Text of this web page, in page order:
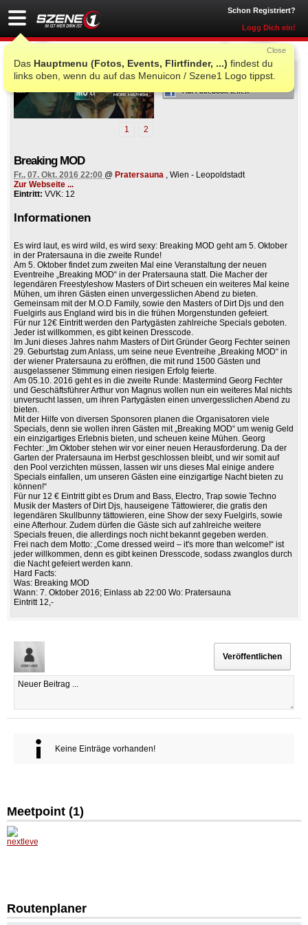
Schon Registriert?
Logg Dich ein!
Das Hauptmenu (Fotos, Events, Flirtfinder, ...) findest du
links oben, wenn du auf das Menuicon / Szene1 Logo tippst.
Close
1 2
ICH WAR AUCH DORT
Auf Facebook teilen
Breaking MOD
Fr., 07. Okt. 2016 22:00 @ Pratersauna , Wien - Leopoldstadt
Zur Webseite ...
Eintritt: VVK: 12
Informationen
Es wird laut, es wird wild, es wird sexy: Breaking MOD geht am 5. Oktober
in der Pratersauna in die zweite Runde!
Am 5. Oktober findet zum zweiten Mal eine Veranstaltung der neuen
Eventreihe „Breaking MOD“ in der Pratersauna statt. Die Macher der
legendären Freestyleshow Masters of Dirt scheuen ein weiteres Mal keine
Mühen, um ihren Gästen einen unvergesslichen Abend zu bieten.
Gemeinsam mit der M.O.D Family, sowie den Masters of Dirt Djs und den
Fuelgirls aus England wird bis in die frühen Morgenstunden gefeiert.
Für nur 12€ Eintritt werden den Partygästen zahlreiche Specials geboten.
Jeder ist willkommen, es gibt keinen Dresscode.
Im Juni dieses Jahres nahm Masters of Dirt Gründer Georg Fechter seinen
29. Geburtstag zum Anlass, um seine neue Eventreihe „Breaking MOD“ in
der wiener Pratersauna zu eröffnen, die mit rund 1500 Gästen und
ausgelassener Stimmung einen riesigen Erfolg feierte.
Am 05.10. 2016 geht es in die zweite Runde: Mastermind Georg Fechter
und Geschäftsführer Arthur von Magnus wollen nun ein weiteres Mal nichts
unversucht lassen, um ihren Partygästen einen unvergesslichen Abend zu
bieten.
Mit der Hilfe von diversen Sponsoren planen die Organisatoren viele
Specials, denn sie wollen ihren Gästen mit „Breaking MOD“ um wenig Geld
ein einzigartiges Erlebnis bieten, und scheuen keine Mühen. Georg
Fechter: „Im Oktober stehen wir vor einer neuen Herausforderung. Da der
Garten der Pratersauna im Herbst geschlossen bleibt, und wir somit auf
den Pool verzichten müssen, lassen wir uns dieses Mal einige andere
Specials einfallen, um unseren Gästen eine einzigartige Nacht bieten zu
können!“
Für nur 12 € Eintritt gibt es Drum and Bass, Electro, Trap sowie Techno
Musik der Masters of Dirt Djs, hauseigene Tättowierer, die gratis den
legendären Skullbunny tättowieren, eine Show der sexy Fuelgirls, sowie
eine Afterhour. Zudem dürfen die Gäste sich auf zahlreiche weitere
Specials freuen, die allerdings noch nicht bekannt gegeben werden.
Frei nach dem Motto: „Come dressed weird – it's more than welcome!“ ist
jeder willkommen, denn es gibt keinen Dresscode, sodass zwanglos durch
die Nacht gefeiert werden kann.
Hard Facts:
Was: Breaking MOD
Wann: 7. Oktober 2016; Einlass ab 22:00 Wo: Pratersauna
Eintritt 12,-
Keine Einträge vorhanden!
Meetpoint (1)
Routenplaner